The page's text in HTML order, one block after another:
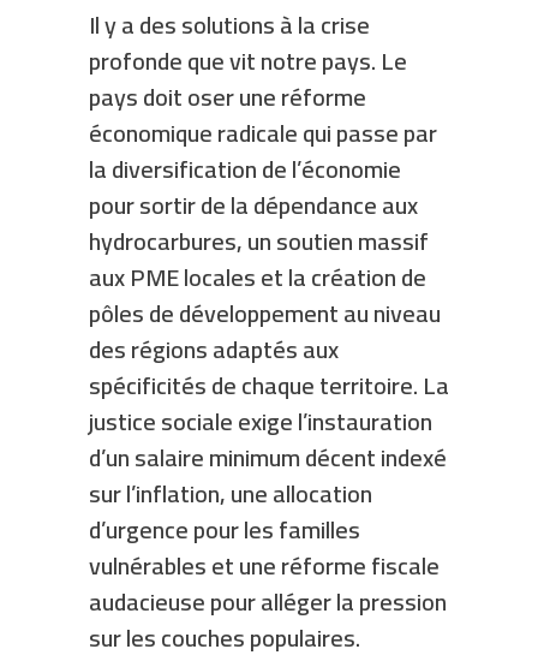
Il y a des solutions à la crise
profonde que vit notre pays. Le
pays doit oser une réforme
économique radicale qui passe par
la diversification de l’économie
pour sortir de la dépendance aux
hydrocarbures, un soutien massif
aux PME locales et la création de
pôles de développement au niveau
des régions adaptés aux
spécificités de chaque territoire. La
justice sociale exige l’instauration
d’un salaire minimum décent indexé
sur l’inflation, une allocation
d’urgence pour les familles
vulnérables et une réforme fiscale
audacieuse pour alléger la pression
sur les couches populaires.